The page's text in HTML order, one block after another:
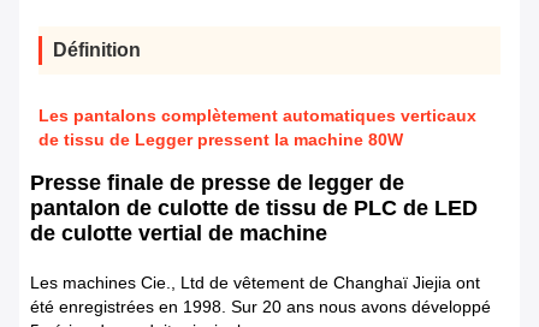
Définition
Les pantalons complètement automatiques verticaux
de tissu de Legger pressent la machine 80W
Presse finale de presse de legger de
pantalon de culotte de tissu de PLC de LED
de culotte vertial de machine
Les machines Cie., Ltd de vêtement de Changhaï Jiejia ont
été enregistrées en 1998. Sur 20 ans nous avons développé